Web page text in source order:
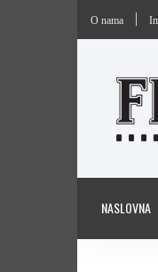
O nama
NASLOVNA